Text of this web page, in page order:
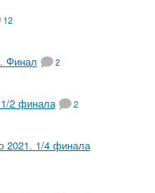
12
Финал 2
2 финала 2
2021. 1/4 финала